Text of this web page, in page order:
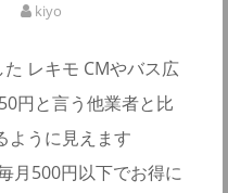
kiyo
レキモ CMやバス広
円と言う他業者と比
ように見えます
月500円以下でお得に